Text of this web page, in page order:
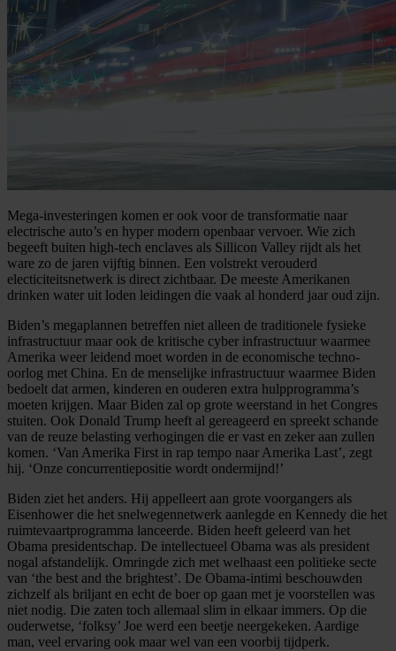
Mega-investeringen komen er ook voor de transformatie naar
electrische auto’s en hyper modern openbaar vervoer. Wie zich
begeeft buiten high-tech enclaves als Sillicon Valley rijdt als het
ware zo de jaren vijftig binnen. Een volstrekt verouderd
electiciteitsnetwerk is direct zichtbaar. De meeste Amerikanen
drinken water uit loden leidingen die vaak al honderd jaar oud zijn.
Biden’s megaplannen betreffen niet alleen de traditionele fysieke
infrastructuur maar ook de kritische cyber infrastructuur waarmee
Amerika weer leidend moet worden in de economische techno-
oorlog met China. En de menselijke infrastructuur waarmee Biden
bedoelt dat armen, kinderen en ouderen extra hulpprogramma’s
moeten krijgen. Maar Biden zal op grote weerstand in het Congres
stuiten. Ook Donald Trump heeft al gereageerd en spreekt schande
van de reuze belasting verhogingen die er vast en zeker aan zullen
komen. ‘Van Amerika First in rap tempo naar Amerika Last’, zegt
hij. ‘Onze concurrentiepositie wordt ondermijnd!’
Biden ziet het anders. Hij appelleert aan grote voorgangers als
Eisenhower die het snelwegennetwerk aanlegde en Kennedy die het
ruimtevaartprogramma lanceerde. Biden heeft geleerd van het
Obama presidentschap. De intellectueel Obama was als president
nogal afstandelijk. Omringde zich met welhaast een politieke secte
van ‘the best and the brightest’. De Obama-intimi beschouwden
zichzelf als briljant en echt de boer op gaan met je voorstellen was
niet nodig. Die zaten toch allemaal slim in elkaar immers. Op die
ouderwetse, ‘folksy’ Joe werd een beetje neergekeken. Aardige
man, veel ervaring ook maar wel van een voorbij tijdperk.